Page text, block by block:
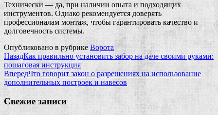
Технически — да, при наличии опыта и подходящих
инструментов. Однако рекомендуется доверять
профессионалам монтаж, чтобы гарантировать качество и
долговечность системы.
Опубликовано в рубрике Ворота
НазадКак правильно установить забор на даче своими руками:
пошаговая инструкция
ВпередЧто говорит закон о разрешениях на использование
дополнительных построек и навесов
Свежие записи